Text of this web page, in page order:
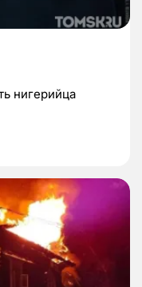
нигерийца